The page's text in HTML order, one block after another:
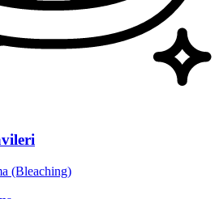
(Bleaching)